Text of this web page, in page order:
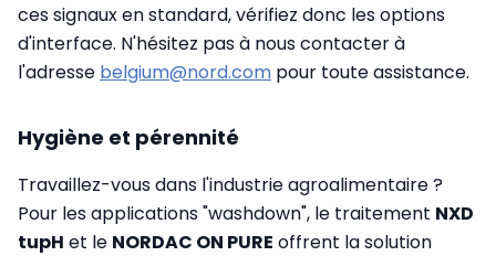
ces signaux en standard, vérifiez donc les options
d'interface. N'hésitez pas à nous contacter à
l'adresse belgium@nord.com pour toute assistance.
Hygiène et pérennité
Travaillez-vous dans l'industrie agroalimentaire ?
Pour les applications "washdown", le traitement NXD
tupH et le NORDAC ON PURE offrent la solution